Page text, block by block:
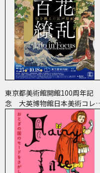
東京都美術館開館100周年記
念 大英博物館日本美術コレ
ション 百花繚乱～海を越えた
江戸絵画